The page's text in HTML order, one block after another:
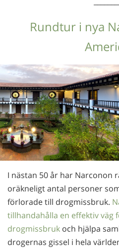
Rundtur i nya
I nästan 50 år har Narconon
oräkneligt antal personer
förlorade till drogmissbruk.
tillhandahålla en effektiv väg
drogmissbruk och hjälpa
drogernas gissel i hela